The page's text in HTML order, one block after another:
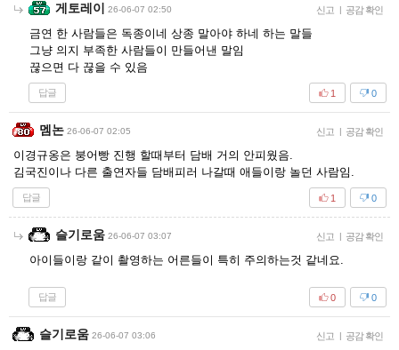
게토레이 26-06-07 02:50 신고 | 공감 확인
금연 한 사람들은 독종이네 상종 말아야 하네 하는 말들
그냥 의지 부족한 사람들이 만들어낸 말임
끊으면 다 끊을 수 있음
답글 0
1
멤논 26-06-07 02:05 신고 | 공감 확인
이경규옹은 붕어빵 진행 할때부터 담배 거의 안피웠음.
김국진이나 다른 출연자들 담배피러 나갈때 애들이랑 놀던 사람임.
답글 0
1
슬기로움 26-06-07 03:07 신고 | 공감 확인
아이들이랑 같이 촬영하는 어른들이 특히 주의하는것 같네요.
답글 0
0
슬기로움 26-06-07 03:06 신고 | 공감 확인